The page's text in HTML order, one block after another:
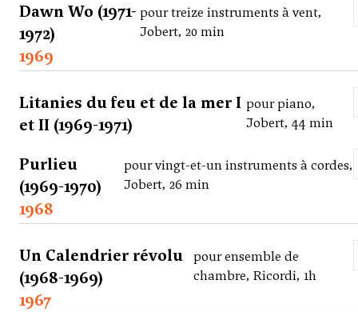
Dawn Wo (1971-
1972)
pour treize instruments à vent,
Jobert, 20 min
1969
Litanies du feu et de la mer I
et II (1969-1971)
pour piano,
Jobert, 44 min
Purlieu
(1969-1970)
pour vingt-et-un instruments à cordes,
Jobert, 26 min
1968
Un Calendrier révolu
(1968-1969)
pour ensemble de
chambre, Ricordi, 1h
1967